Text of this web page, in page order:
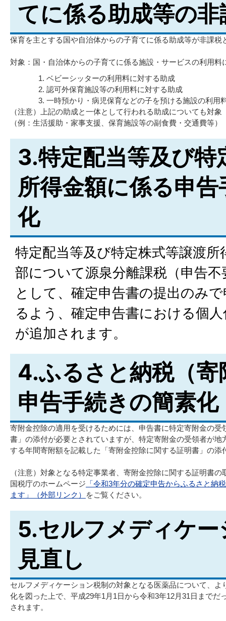
てに係る助成等の
保育を主とする国や自治体からの子育てに係る助成等が非課税
対象：国・自治体からの子育てに係る施設・サービスの利用料
ベビーシッターの利用料に対する助成
認可外保育施設等の利用料に対する助成
一時預かり・病児保育などの子を預ける施設の利用
（注意）上記の助成と一体として行われる助成についても対象
（例：生活援助・家事支援、保育施設等の副食費・交通費等）
3.特定配当等及び特
所得金額に係る申
化
特定配当等及び特定株式等譲渡
部について源泉分離課税（申告
として、確定申告書の提出のみ
るよう、確定申告書における個
が追加されます。
4.ふるさと納税（寄
申告手続きの簡素化
寄附金控除の適用を受けるためには、申告書に特定寄附金の
書」の添付が必要とされていますが、特定寄附金の受領者が
する年間寄附額を記載した「寄附金控除に関する証明書」の
（注意）対象となる特定事業者、寄附金控除に関する証明書
国税庁のホームページ 「令和3年分の確定申告からふるさと納
ます」（外部リンク）
をご覧ください。
5.セルフメディケ
見直し
セルフメディケーション税制の対象となる医薬品について、
化を図った上で、平成29年1月1日から令和3年12月31日までだ
されます。